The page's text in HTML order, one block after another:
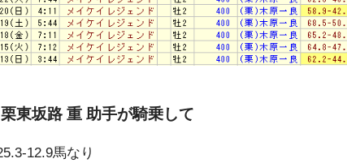
東坂路 重 助手が騎乗して
12.9馬なり